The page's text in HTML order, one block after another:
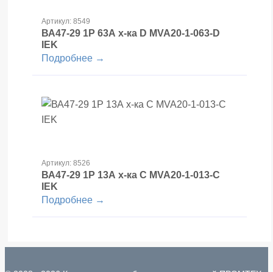
Артикул: 8549
ВА47-29 1Р 63А х-ка D MVA20-1-063-D
IEK
Подробнее →
Артикул: 8526
ВА47-29 1Р 13А х-ка С MVA20-1-013-С
IEK
Подробнее →